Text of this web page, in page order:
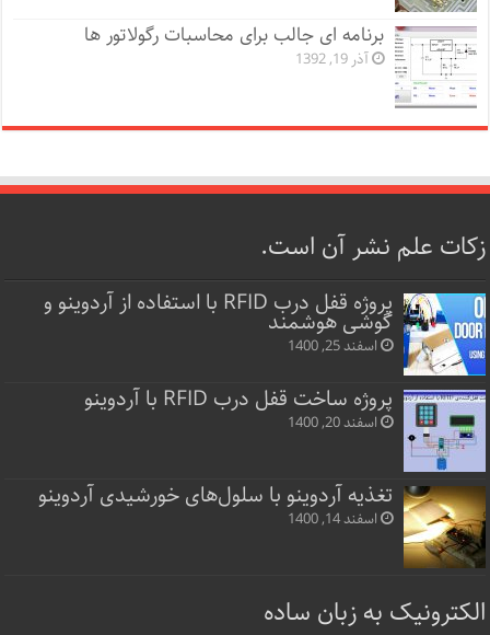
برنامه ای جالب برای محاسبات رگولاتور ها
آذر 19, 1392
زکات علم نشر آن است.
پروژه قفل‌ درب RFID با استفاده از آردوینو و
گوشی هوشمند
اسفند 25, 1400
پروژه ساخت قفل‌ درب RFID با آردوینو
اسفند 20, 1400
تغذیه آردوینو با سلول‌های خورشیدی آردوینو
اسفند 14, 1400
الکترونیک به زبان ساده